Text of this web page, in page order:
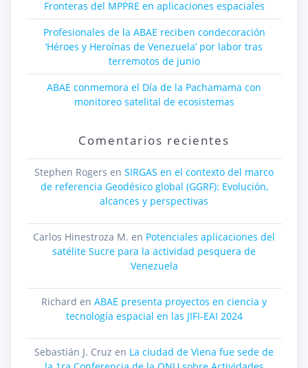
Fronteras del MPPRE en aplicaciones espaciales
Profesionales de la ABAE reciben condecoración
‘Héroes y Heroínas de Venezuela’ por labor tras
terremotos de junio
ABAE conmemora el Día de la Pachamama con
monitoreo satelital de ecosistemas
Comentarios recientes
Stephen Rogers en SIRGAS en el contexto del marco
de referencia Geodésico global (GGRF): Evolución,
alcances y perspectivas
Carlos Hinestroza M. en Potenciales aplicaciones del
satélite Sucre para la actividad pesquera de
Venezuela
Richard en ABAE presenta proyectos en ciencia y
tecnología espacial en las JIFI-EAI 2024
Sebastián J. Cruz en La ciudad de Viena fue sede de